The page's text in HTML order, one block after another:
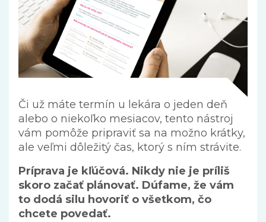
Či už máte termín u lekára o jeden deň
alebo o niekoľko mesiacov, tento nástroj
vám pomôže pripraviť sa na možno krátky,
ale veľmi dôležitý čas, ktorý s ním strávite.
Príprava je kľúčová. Nikdy nie je príliš
skoro začať plánovať. Dúfame, že vám
to dodá silu hovoriť o všetkom, čo
chcete povedať.